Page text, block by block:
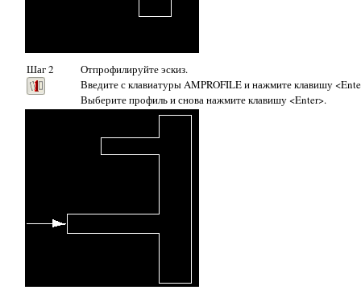
Шаг 2
Отпрофилируйте эскиз.
Введите с клавиатурыAMPROFILEи нажмите клавишу
Выберите профиль и снова нажмите клавишу <Enter>.